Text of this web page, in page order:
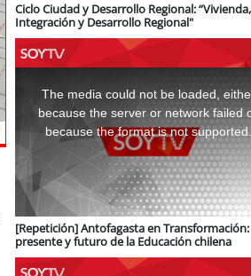
Ciclo Ciudad y Desarrollo Regional: “Vivienda,
Integración y Desarrollo Regional"
window.
The media could not be loaded,
because the server or network failed
because the format is not supported.
[Repetición] Antofagasta en Transformación:
presente y futuro de la Educación chilena